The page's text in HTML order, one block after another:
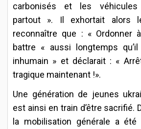
carbonisés et les véhicules
partout ». Il exhortait alors
reconnaître que : « Ordonner
battre « aussi longtemps
inhumain » et déclarait : «
tragique maintenant !».
Une génération de jeunes
est ainsi en train d’être sacrifié.
la mobilisation générale a